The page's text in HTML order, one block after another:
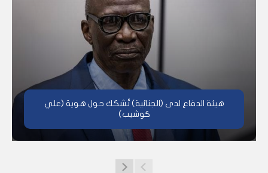
هيئة الدفاع لدى (الجنائية) تُشكك حول هوية (علي
كوشيب)